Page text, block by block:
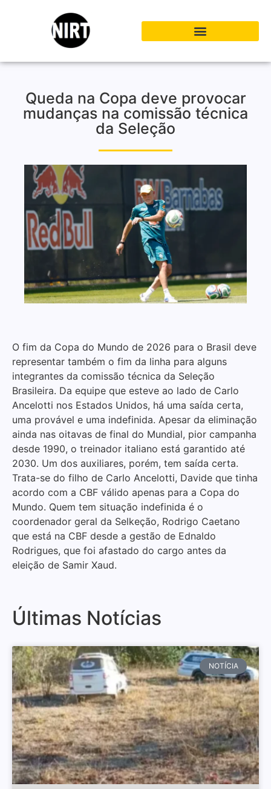
Queda na Copa deve provocar
mudanças na comissão técnica
da Seleção
O fim da Copa do Mundo de 2026 para o Brasil deve
representar também o fim da linha para alguns
integrantes da comissão técnica da Seleção
Brasileira. Da equipe que esteve ao lado de Carlo
Ancelotti nos Estados Unidos, há uma saída certa,
uma provável e uma indefinida. Apesar da eliminação
ainda nas oitavas de final do Mundial, pior campanha
desde 1990, o treinador italiano está garantido até
2030. Um dos auxiliares, porém, tem saída certa.
Trata-se do filho de Carlo Ancelotti, Davide que tinha
acordo com a CBF válido apenas para a Copa do
Mundo. Quem tem situação indefinida é o
coordenador geral da Selkeção, Rodrigo Caetano
que está na CBF desde a gestão de Ednaldo
Rodrigues, que foi afastado do cargo antes da
eleição de Samir Xaud.
Últimas Notícias
NOTÍCIA